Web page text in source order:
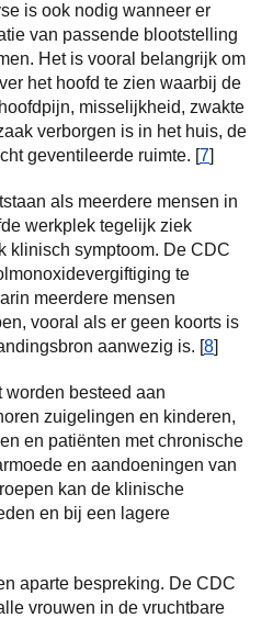
is ook nodig wanneer er
van passende blootstelling
Het is vooral belangrijk om
het hoofd te zien waarbij de
misselijkheid, zwakte
verborgen is in het huis, de
geventileerde ruimte. [7]
als meerdere mensen in
werkplek tegelijk ziek
klinisch symptoom. De CDC
te
meerdere mensen
vooral als er geen koorts is
aanwezig is. [8]
worden besteed aan
zuigelingen en kinderen,
en patiënten met chronische
en aandoeningen van
kan de klinische
en bij een lagere
aparte bespreking. De CDC
vrouwen in de vruchtbare